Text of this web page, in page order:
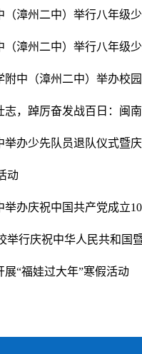
（漳州二中）举行八年级
（漳州二中）举行八年级
附中（漳州二中）举办校
志，踔厉奋发战百日：闽
举办少先队员退队仪式暨
动
举办庆祝中国共产党成立
举行庆祝中华人民共和国
展“福娃过大年”寒假活动